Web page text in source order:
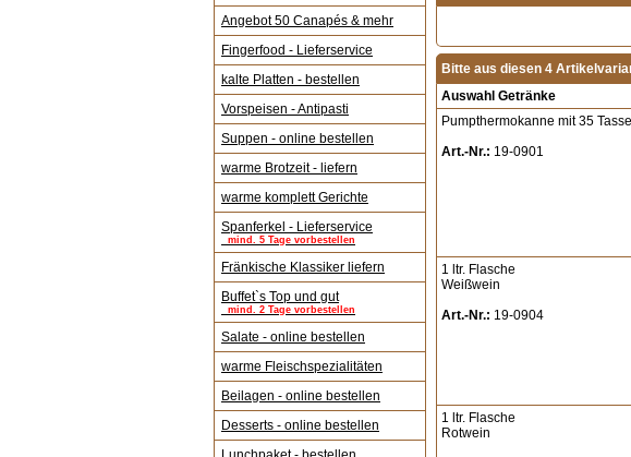
Angebot 50 Canapés & mehr
Fingerfood - Lieferservice
kalte Platten - bestellen
Vorspeisen - Antipasti
Suppen - online bestellen
warme Brotzeit - liefern
warme komplett Gerichte
Spanferkel - Lieferservice
mind. 5 Tage vorbestellen
Fränkische Klassiker liefern
Buffet`s Top und gut
mind. 2 Tage vorbestellen
Salate - online bestellen
warme Fleischspezialitäten
Beilagen - online bestellen
Desserts - online bestellen
Bitte aus diesen 4
Auswahl Getränke
Pumpthermokanne mit 35
Art.-Nr.: 19-0901
1 ltr. Flasche
Weißwein
Art.-Nr.: 19-0904
1 ltr. Flasche
Rotwein